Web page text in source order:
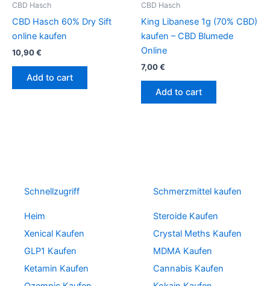
CBD Hasch
CBD Hasch 60% Dry Sift
online kaufen
10,90€
Add to cart
CBD Hasch
King Libanese 1g (70% CBD)
kaufen – CBD Blumede
Online
7,00€
Add to cart
Schnellzugriff
Heim
Xenical Kaufen
GLP1 Kaufen
Ketamin Kaufen
Schmerzmittel kaufen
Steroide Kaufen
Crystal Meths Kaufen
MDMA Kaufen
Cannabis Kaufen